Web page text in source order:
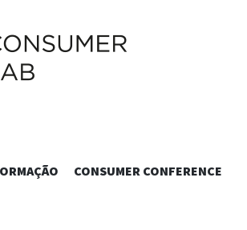
CONSUMER CONFERENCE